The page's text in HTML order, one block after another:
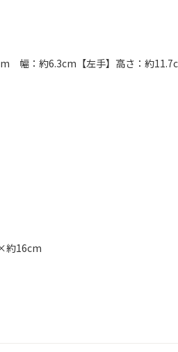
幅：約6.3cm【左手】高さ：約
約16cm